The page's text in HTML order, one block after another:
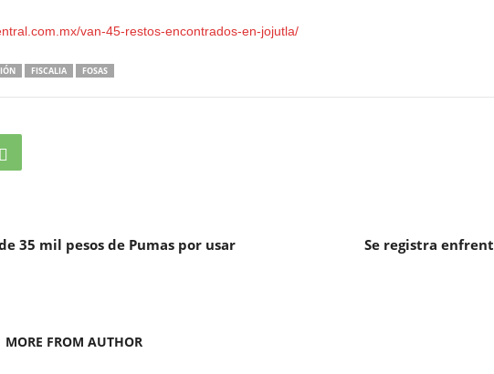
van-45-restos-encontrados-en-jojutla/
FISCALIA FOSAS
35 mil pesos de Pumas por usar
Se registra
MORE FROM AUTHOR